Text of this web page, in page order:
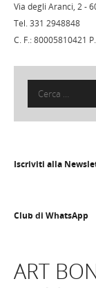
Via degli Aranci, 2 -
Tel. 331 2948848
C. F.: 80005810421
Ricerca
Iscriviti alla
Club di WhatsApp
ART